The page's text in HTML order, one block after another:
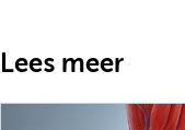
Lees meer